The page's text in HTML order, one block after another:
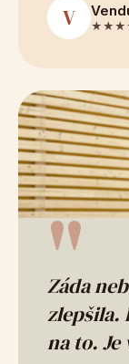
V
"
Záda
zlepšila.
na to.